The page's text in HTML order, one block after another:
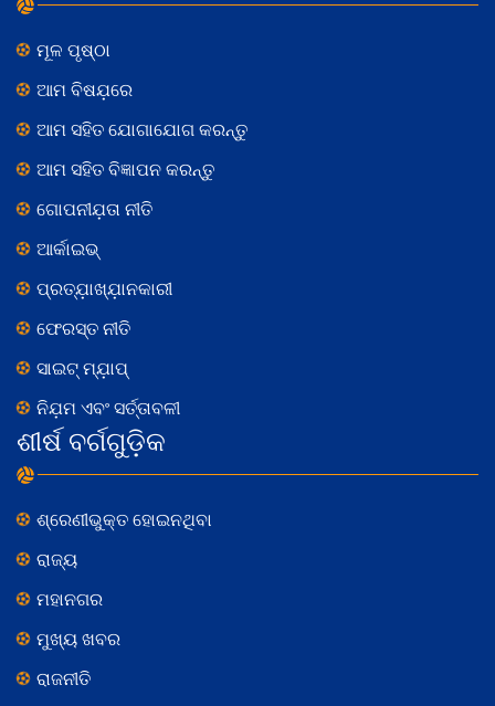
ମୂଳ ପୃଷ୍ଠା
ଆମ ବିଷଯ଼ରେ
ଆମ ସହିତ ଯୋଗାଯୋଗ କରନ୍ତୁ
ଆମ ସହିତ ବିଜ୍ଞାପନ କରନ୍ତୁ
ଗୋପନୀଯ଼ତା ନୀତି
ଆର୍କାଇଭ୍
ପ୍ରତ୍ଯ଼ାଖ୍ଯ଼ାନକାରୀ
ଫେରସ୍ତ ନୀତି
ସାଇଟ୍ ମ୍ଯ଼ାପ୍
ନିଯ଼ମ ଏବଂ ସର୍ତ୍ତାବଳୀ
ଶୀର୍ଷ ବର୍ଗଗୁଡ଼ିକ
ଶ୍ରେଣୀଭୁକ୍ତ ହୋଇନଥିବା
ରାଜ୍ୟ
ମହାନଗର
ମୁଖ୍ୟ ଖବର
ରାଜନୀତି